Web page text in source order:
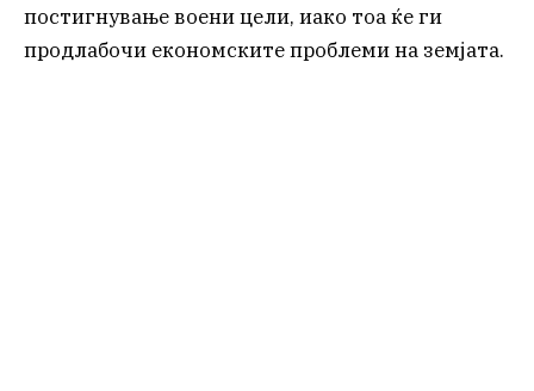
постигнување воени цели, иако тоа ќе ги
продлабочи економските проблеми на земјата.